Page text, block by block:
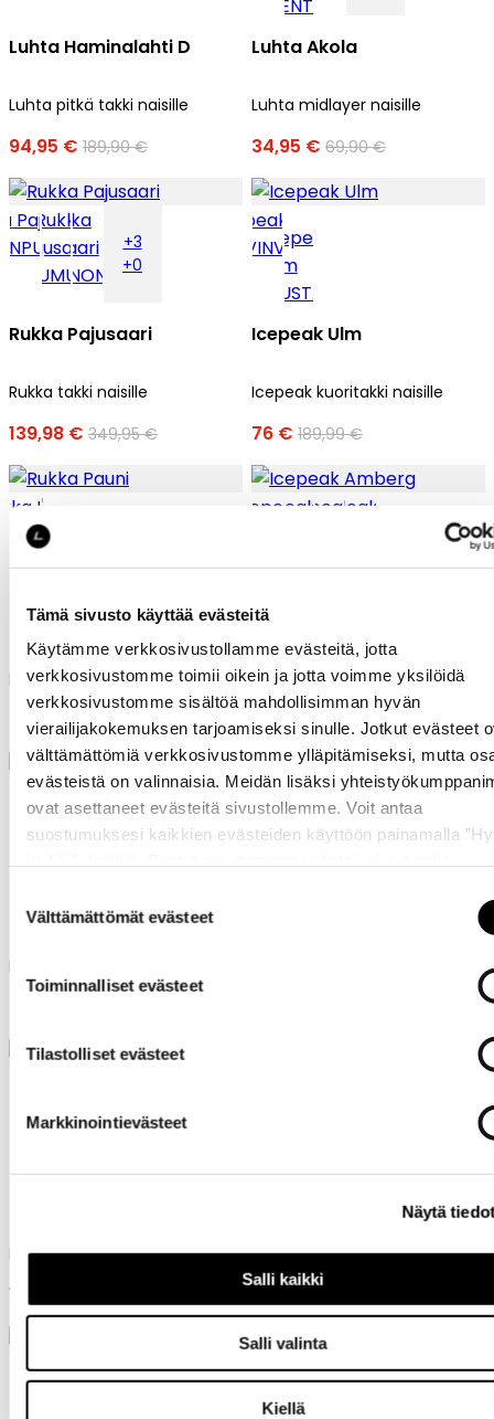
Tämä sivusto käyttää evästeitä
Käytämme verkkosivustollamme evästeitä, jotta
verkkosivustomme toimii oikein ja jotta voimme yksilöidä
verkkosivustomme sisältöä mahdollisimman hyvän
vierailijakokemuksen tarjoamiseksi sinulle. Jotkut evästeet
välttämättömiä verkkosivustomme ylläpitämiseksi, mutta
evästeistä on valinnaisia. Meidän lisäksi
ovat asettaneet evästeitä sivustollemme. Voit antaa
suostumuksesi kaikkien evästeiden käyttöön painamalla
valinta
Välttämättömät evästeet
Toiminnalliset evästeet
Tilastolliset evästeet
Markkinointievästeet
Näytä
Salli kaikki
Salli valinta
Kiellä
Luhta Haminalahti D
Luhta pitkä takki naisille
94,95 € 189,90 €
Luhta Akola
Luhta midlayer naisille
34,95 € 69,90 €
+3
+0
Rukka Pajusaari
Rukka takki naisille
139,98 € 349,95 €
Icepeak Ulm
Icepeak kuoritakki naisille
76 € 189,99 €
Rukka Pauni
Rukka midlayer naisille
51,98 € 129,95 €
Icepeak Amberg
Icepeak midlayer naisille
35 € 69,99 €
Icepeak Amberg
Icepeak midlayer naisille
+2
+0
Luhta softshell-takki naisille
149,90 €
Icepeak midlayer naisille
+3